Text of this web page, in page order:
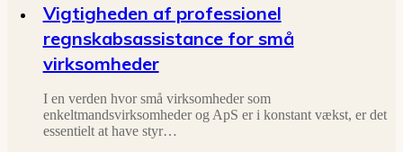
Vigtigheden af professionel
regnskabsassistance for små
virksomheder
I en verden hvor små virksomheder som
enkeltmandsvirksomheder og ApS er i konstant vækst, er det
essentielt at have styr…